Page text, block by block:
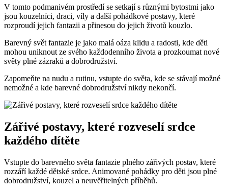
V tomto podmanivém ‍prostředí se setkají s ⁢různými bytostmi jako
jsou‍ kouzelníci, draci, víly a ‌další pohádkové‌ postavy, ‍které
rozproudí jejich fantazii ⁤a⁢ přinesou do ⁢jejich životů kouzlo.
Barevný svět ⁤fantazie je jako ⁤malá oáza ‌klidu a radosti,‍ kde děti
mohou‍ uniknout ze ⁣svého každodenního ⁢života a prozkoumat nové
světy plné zázraků ⁣a dobrodružství.
Zapomeňte na nudu a rutinu, vstupte do⁤ světa, kde se stávají možné
‍nemožné a‌ kde barevné dobrodružství‍ nikdy ‍nekončí.
Zářivé postavy, které rozveselí ⁣srdce ​
každého dítěte
Vstupte do⁣ barevného světa ⁢fantazie plného zářivých postav, které
rozzáří každé dětské srdce. Animované pohádky pro děti jsou plné
⁢dobrodružství, kouzel a neuvěřitelných příběhů.